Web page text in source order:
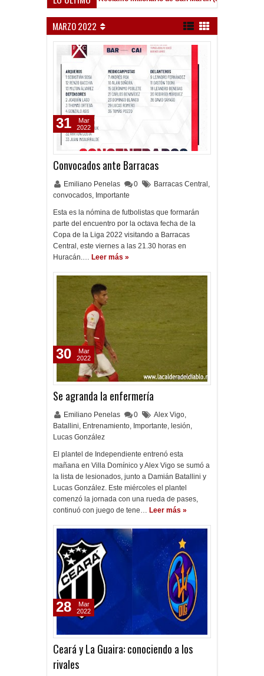
MARZO 2022
Convocados ante Barracas
Emiliano Penelas 0 Barracas Central ,
convocados, Importante
Esta es la nómina de futbolistas que formarán
parte del encuentro por la octava fecha de la
Copa de la Liga 2022 visitando a Barracas
Central, este viernes a las 21.30 horas en
Huracán.… Leer más »
31
Mar
2022
Se agranda la enfermería
Emiliano Penelas 0 Alex Vigo,
Batallini, Entrenamiento, Importante, lesión,
Lucas González
El plantel de Independiente entrenó esta
mañana en Villa Domínico y Alex Vigo se sumó a
la lista de lesionados, junto a Damián Batallini y
Lucas González. Este miércoles el plantel
comenzó la jornada con una rueda de pases,
continuó con juego de tene… Leer más »
30
Mar
2022
Ceará y La Guaira: conociendo a los
rivales
28
Mar
2022